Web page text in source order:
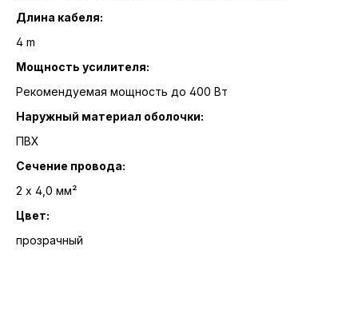
Длина кабеля:
4 m
Мощность усилителя:
Рекомендуемая мощность до 400 Вт
Наружный материал оболочки:
ПВХ
Сечение провода:
2 x 4,0 мм²
Цвет:
прозрачный